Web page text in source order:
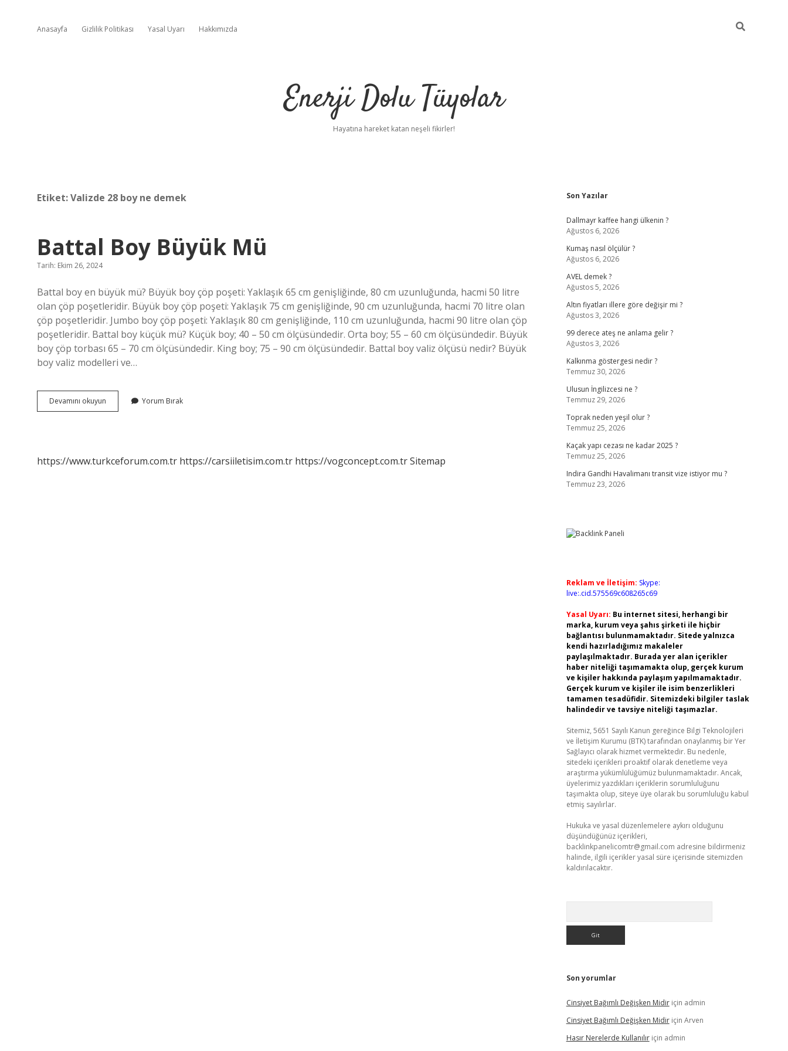
Anasayfa Gizlilik Politikası Yasal Uyarı Hakkımızda
Enerji Dolu Tüyolar
Hayatına hareket katan neşeli fikirler!
Etiket:Valizde 28 boy ne demek
Battal Boy Büyük Mü
Tarih: Ekim 26, 2024
Battal boy en büyük mü? Büyük boy çöp poşeti: Yaklaşık 65 cm genişliğinde, 80 cm uzunluğunda, hacmi 50 litre
olan çöp poşetleridir. Büyük boy çöp poşeti: Yaklaşık 75 cm genişliğinde, 90 cm uzunluğunda, hacmi 70 litre olan
çöp poşetleridir. Jumbo boy çöp poşeti: Yaklaşık 80 cm genişliğinde, 110 cm uzunluğunda, hacmi 90 litre olan çöp
poşetleridir. Battal boy küçük mü? Küçük boy; 40 – 50 cm ölçüsündedir. Orta boy; 55 – 60 cm ölçüsündedir. Büyük
boy çöp torbası 65 – 70 cm ölçüsündedir. King boy; 75 – 90 cm ölçüsündedir. Battal boy valiz ölçüsü nedir? Büyük
boy valiz modelleri ve…
Devamını okuyun
Boy
Yorum Bırak
https://www.turkceforum.com.tr https://carsiiletisim.com.tr https://vogconcept.com.trSitemap
Sidebar
Son Yazılar
Dallmayr kaffee hangi ülkenin ?
Ağustos 6, 2026
Kumaş nasıl ölçülür ?
Ağustos 6, 2026
AVEL demek ?
Ağustos 5, 2026
Altın fiyatları illere göre değişir mi ?
Ağustos 3, 2026
99 derece ateş ne anlama gelir ?
Ağustos 3, 2026
Kalkınma göstergesi nedir ?
Temmuz 30, 2026
Ulusun İngilizcesi ne ?
Temmuz 29, 2026
Toprak neden yeşil olur ?
Temmuz 25, 2026
Kaçak yapı cezası ne kadar 2025 ?
Temmuz 25, 2026
Indira Gandhi Havalimanı transit vize istiyor mu ?
Temmuz 23, 2026
Reklam ve İletişim: Skype:
live:.cid.575569c608265c69
Yasal Uyarı: Bu internet sitesi, herhangi bir
marka, kurum veya şahıs şirketi ile hiçbir
bağlantısı bulunmamaktadır. Sitede yalnızca
kendi hazırladığımız makaleler
paylaşılmaktadır. Burada yer alan içerikler
haber niteliği taşımamakta olup, gerçek kurum
ve kişiler hakkında paylaşım yapılmamaktadır.
Gerçek kurum ve kişiler ile isim benzerlikleri
tamamen tesadüfidir. Sitemizdeki bilgiler taslak
halindedir ve tavsiye niteliği taşımazlar.
Sitemiz, 5651 Sayılı Kanun gereğince Bilgi Teknolojileri
ve İletişim Kurumu (BTK) tarafından onaylanmış bir Yer
Sağlayıcı olarak hizmet vermektedir. Bu nedenle,
sitedeki içerikleri proaktif olarak denetleme veya
araştırma yükümlülüğümüz bulunmamaktadır. Ancak,
üyelerimiz yazdıkları içeriklerin sorumluluğunu
taşımakta olup, siteye üye olarak bu sorumluluğu kabul
etmiş sayılırlar.
Hukuka ve yasal düzenlemelere aykırı olduğunu
düşündüğünüz içerikleri,
backlinkpanelicomtr@gmail.com adresine bildirmeniz
halinde, ilgili içerikler yasal süre içerisinde sitemizden
kaldırılacaktır.
Son yorumlar
Cinsiyet Bağımlı Değişken Midiriçin admin
Cinsiyet Bağımlı Değişken Midiriçin Arven
Hasır Nerelerde Kullanılıriçin admin